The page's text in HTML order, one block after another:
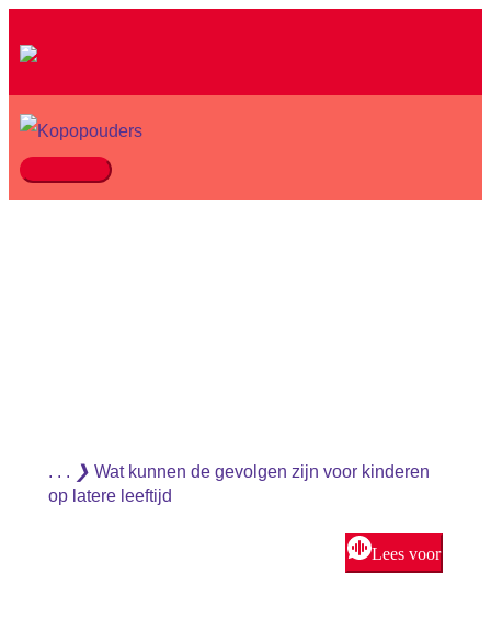
naar
inhoud
Hoofdmenu
. . . ❯ Wat kunnen de gevolgen zijn voor kinderen
op latere leeftijd
Lees voor